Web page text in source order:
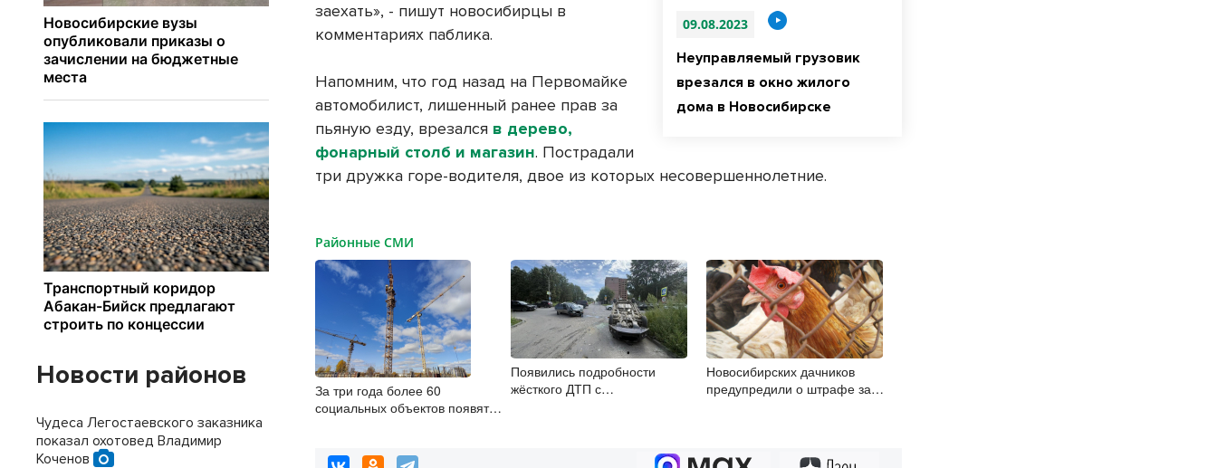
09.08.2023
Неуправляемый грузовик
врезался в окно жилого
дома в Новосибирске
заехать», - пишут новосибирцы в
комментариях паблика.
Напомним, что год назад на Первомайке
автомобилист, лишенный ранее прав за
пьяную езду, врезался в дерево,
фонарный столб и магазин. Пострадали
три дружка горе-водителя, двое из которых несовершеннолетние.
Районные СМИ
За три года более 60
социальных объектов появятся
Появились подробности
жёсткого ДТП с
Новосибирских дачников
предупредили о штрафе за
Новости районов
Чудеса Легостаевского заказника
показал охотовед Владимир
Коченов